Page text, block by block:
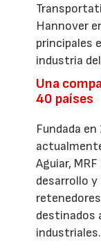
Hannover
principales
industria
Una
40 países
Fundada
Aguiar,
desarrollo
destinados
industriales.